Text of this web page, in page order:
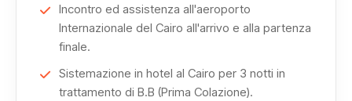
Il percorso prosegue versola Necropoli di Saqqara
sito fondamentale per comprendere l’evoluzione
dell’architettura funeraria egizia.
Successivamente si visitail Museo di Giza (GEM),
Incontro ed assistenza all'aeroporto
Internazionale del Cairo all'arrivo e alla partenza
finale.
Sistemazione in hotel al Cairo per 3 notti in
trattamento di B.B (Prima Colazione).